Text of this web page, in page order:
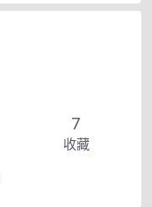
7
收藏